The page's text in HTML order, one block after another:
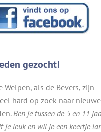
gezocht!
Welpen, als de Bevers, zijn
hard op zoek naar nieuwe
Ben je tussen de 5 en 11
je leuk en wil je een keertje